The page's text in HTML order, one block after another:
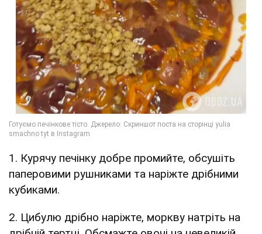
1. Курячу печінку добре промийте, обсушіть
паперовими рушниками та наріжте дрібними
кубиками.
2. Цибулю дрібно наріжте, моркву натріть на